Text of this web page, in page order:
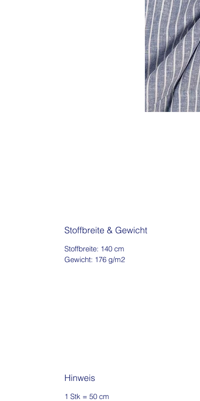
Stoffbreite & Gewicht
Stoffbreite: 140 cm
Gewicht: 176 g/m2
Hinweis
1 Stk = 50 cm